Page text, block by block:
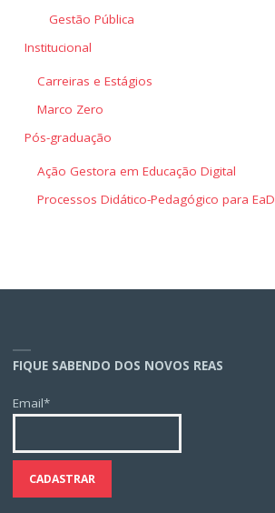
Gestão Pública
Institucional
Carreiras e Estágios
Marco Zero
Pós-graduação
Ação Gestora em Educação Digital
Processos Didático-Pedagógico para EaD
FIQUE SABENDO DOS NOVOS REAS
Email*